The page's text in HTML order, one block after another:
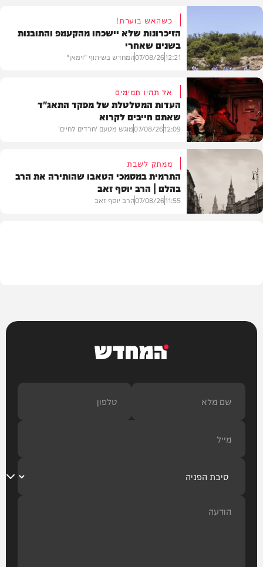
וידאו
כשהאש בוערת!
הזיכרונות שלא יישכחו מהקעמפ והתובנות
בשנים שאחרי
12:21
07/08/26המחדש בשיתוף "וימאן"
דעות
אל תהיו תמימים
העדות המטלטלת של מפקד התאג"ד
שאתם חייבים לקרוא
12:09
07/08/26מוגש מטעם 'חרדים לחיים'
ממתק לשבת
התרמית במסמכי הטאבו שהותירה את הרב
בהלם | הרב יוסף זאב
11:55
07/08/26הרב יוסף זאב
המחדש